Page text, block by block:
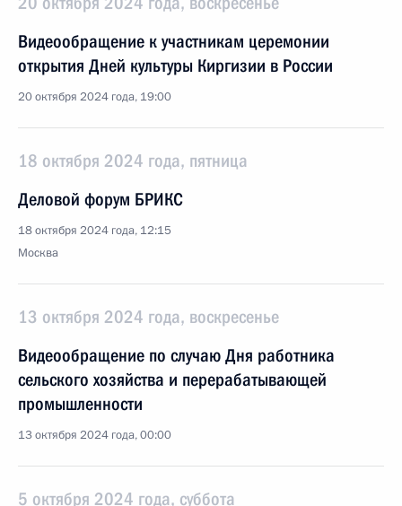
Видеообращение к участникам церемонии
открытия Дней культуры Киргизии в России
20 октября 2024 года, 19:00
18 октября 2024 года, пятница
Деловой форум БРИКС
18 октября 2024 года, 12:15
Москва
13 октября 2024 года, воскресенье
Видеообращение по случаю Дня работника
сельского хозяйства и перерабатывающей
промышленности
13 октября 2024 года, 00:00
5 октября 2024 года, суббота